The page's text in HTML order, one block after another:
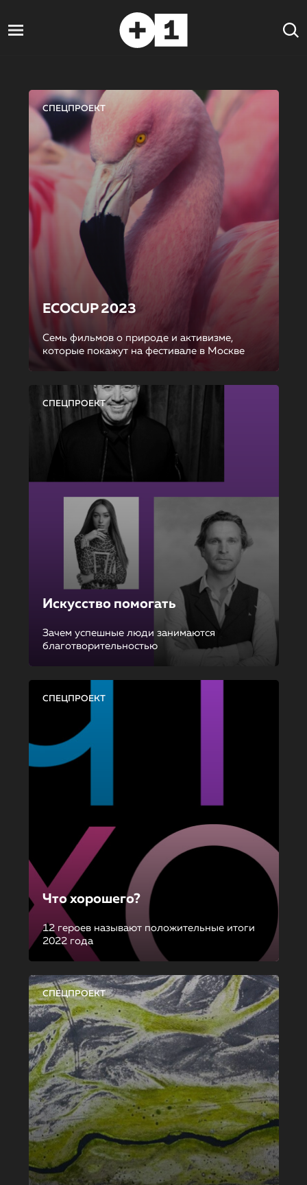
СПЕЦПРОЕКТ
ECOCUP 2023
Семь фильмов о природе и активизме,
которые покажут на фестивале в Москве
СПЕЦПРОЕКТ
Искусство помогать
Зачем успешные люди занимаются
благотворительностью
СПЕЦПРОЕКТ
Что хорошего?
12 героев называют положительные итоги
2022 года
СПЕЦПРОЕКТ